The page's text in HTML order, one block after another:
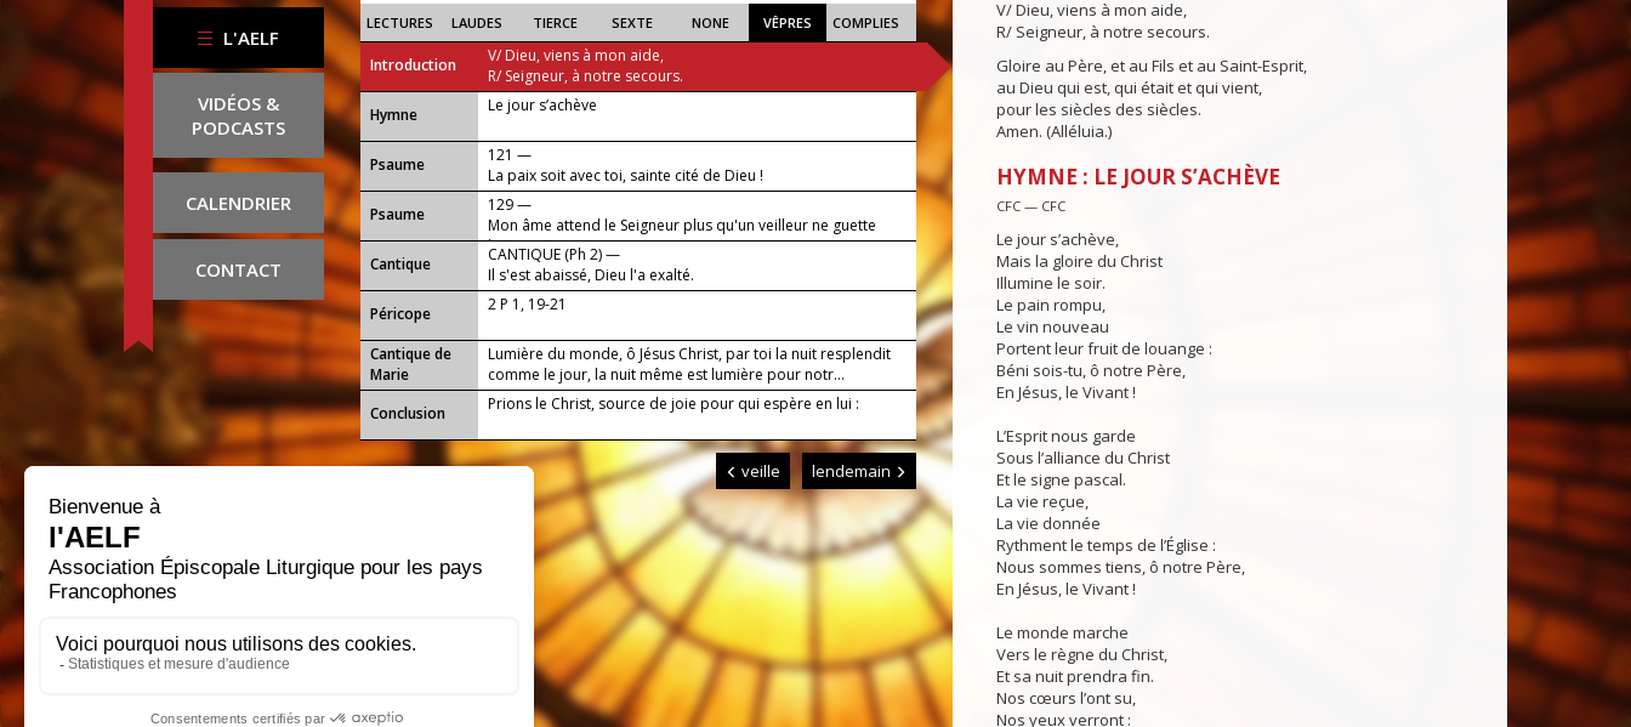
L'AELF
VIDÉOS &
PODCASTS
CALENDRIER
CONTACT
LECTURES LAUDES TIERCE SEXTE NONE VÊPRES COMPLIES
Introduction
V/ Dieu, viens à mon aide,
R/ Seigneur, à notre secours.
...
Hymne Le jour s’achève
Psaume
121 —
La paix soit avec toi, sainte cité de Dieu !
Psaume
129 —
Mon âme attend le Seigneur plus qu'un veilleur ne guette
l'aurore.
Cantique
CANTIQUE (Ph 2) —
Il s'est abaissé, Dieu l'a exalté.
Péricope
2 P 1, 19-21
Cantique de
Marie
Lumière du monde, ô Jésus Christ, par toi la nuit resplendit
comme le jour, la nuit même est lumière pour notr...
Conclusion
Prions le Christ, source de joie pour qui espère en lui :
veille lendemain
V/ Dieu, viens à mon aide,
R/ Seigneur, à notre secours.
Gloire au Père, et au Fils et au Saint-Esprit,
au Dieu qui est, qui était et qui vient,
pour les siècles des siècles.
Amen. (Alléluia.)
HYMNE : LE JOUR S’ACHÈVE
CFC — CFC
Le jour s’achève,
Mais la gloire du Christ
Illumine le soir.
Le pain rompu,
Le vin nouveau
Portent leur fruit de louange :
Béni sois-tu, ô notre Père,
En Jésus, le Vivant !
L’Esprit nous garde
Sous l’alliance du Christ
Et le signe pascal.
La vie reçue,
La vie donnée
Rythment le temps de l’Église :
Nous sommes tiens, ô notre Père,
En Jésus, le Vivant !
Le monde marche
Vers le règne du Christ,
Et sa nuit prendra fin.
Nos cœurs l’ont su,
Nos yeux verront :